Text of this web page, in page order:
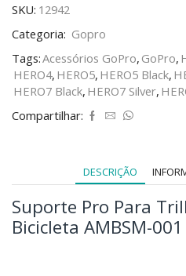
SKU: 12942
Categoria: Gopro
Tags:Acessórios GoPro, GoPro,
HERO4, HERO5, HERO5 Black,
HERO7 Black, HERO7 Silver,
Compartilhar:
DESCRIÇÃO
Suporte Pro Para
Bicicleta AMBSM-